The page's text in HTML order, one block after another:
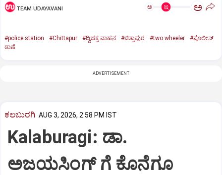
TEAM UDAYAVANI ಅ ಅ
#police station #Chittapur #ದ್ವಿಚಕ್ರ ವಾಹನ #ಚಿತ್ತಾಪುರ #two wheeler
#ಪೊಲೀಸ್
ಠಾಣೆ
ADVERTISEMENT
ಕಲಬುರಗಿ AUG 3, 2026, 2:58 PM IST
Kalaburagi: ಡಾ.
ಅಜಯಸಿಂಗ್ ಗೆ ಕೊನೆಗೂ